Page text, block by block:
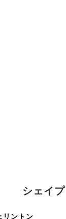
シェイプ
リントン